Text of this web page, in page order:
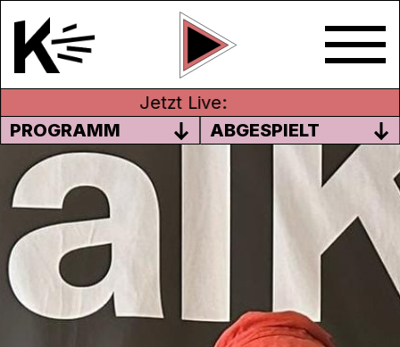
Jetzt Live:
PROGRAMM
ABGESPIELT
BRUGGER LITERATURTAGE MIT
MARC NIEDERMANN
(DEUTSCH)
Vom 13. bis 15. September 2024 finden die
Brugger Literaturtagestatt. Warum es